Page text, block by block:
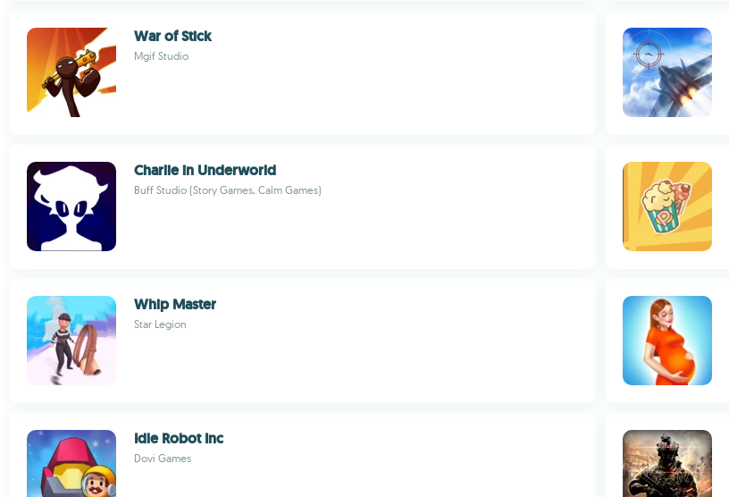
War of Stick
Mgif Studio
Charlie in Underworld
Buff Studio (Story Games, Calm Games)
Whip Master
Star Legion
Idle Robot Inc
Dovi Games